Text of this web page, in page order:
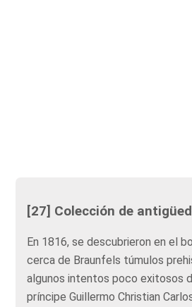
[27] Colección de
En 1816, se descubrieron en el
cerca de Braunfels túmulos
algunos intentos poco exitosos
príncipe Guillermo Christian